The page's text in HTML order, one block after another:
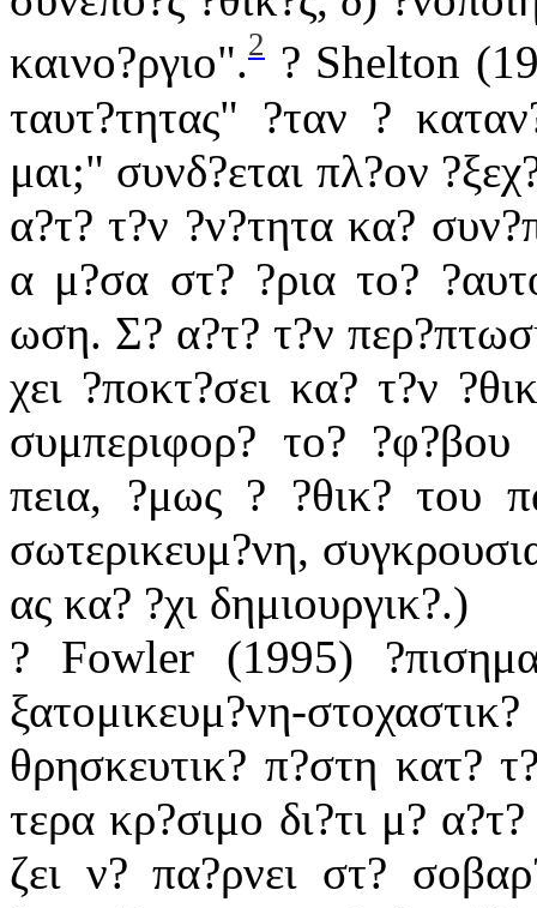
καινο?ργιο".2 ? Shelton
ταυτ?τητας" ?ταν ?
μαι;" συνδ?εται πλ?ον
α?τ? τ?ν ?ν?τητα κα?
α μ?σα στ? ?ρια το?
ωση. Σ? α?τ? τ?ν
χει ?ποκτ?σει κα? τ?ν
συμπεριφορ? το? ?φ?βου
πεια, ?μως ? ?θικ? του
σωτερικευμ?νη,
ας κα? ?χι δημιουργικ?.)
? Fowler (1995)
ξατομικευμ?νη-
θρησκευτικ? π?στη κατ?
τερα κρ?σιμο δι?τι μ?
ζει ν? πα?ρνει στ?